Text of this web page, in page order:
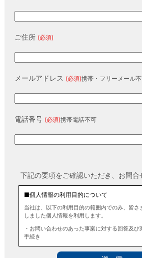
ご住所 (必須)
メールアドレス (必須)携帯・フリーメール
電話番号 (必須)携帯電話不可
下記の要項をご確認いただき、お問合
■個人情報の利用目的について
当社は、以下の利用目的の範囲内でのみ、皆さ
しました個人情報を利用します。
・お問い合わせのあった事案に対する回答及び
手続き